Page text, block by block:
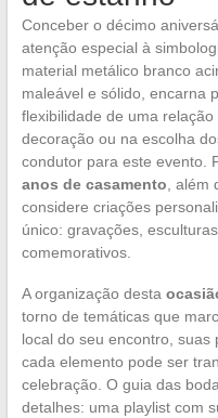
Conceber o décimo
atenção especial à
material metálico branco
maleável e sólido, encarna
flexibilidade de uma
decoração ou na escolha
condutor para este evento.
anos de casamento, além
considere criações
único: gravações,
comemorativos.
A organização desta
torno de temáticas que
local do seu encontro, suas
cada elemento pode ser
celebração. O guia das
detalhes: uma playlist com